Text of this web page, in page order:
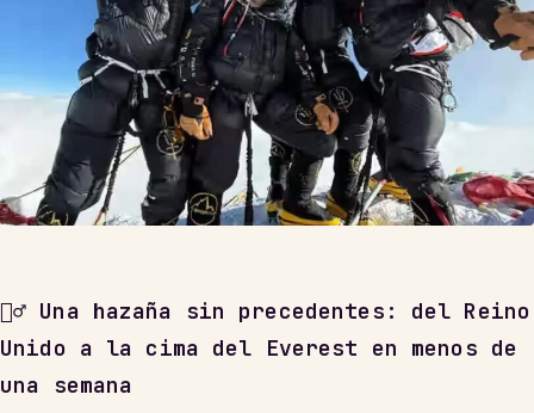
🧗‍♂️ Una hazaña sin precedentes: del Reino
Unido a la cima del Everest en menos de
una semana